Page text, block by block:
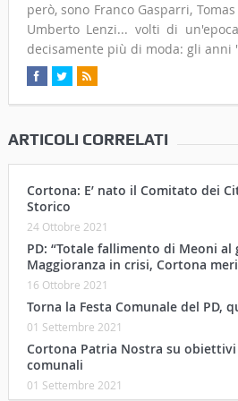
però, sono Franco Gasparri,
Umberto Lenzi... volti di
decisamente più di moda: gli anni
ARTICOLI CORRELATI
Cortona: E’ nato il Comitato dei
Storico
24 Ottobre 2021
PD: “Totale fallimento di Meoni al
Maggioranza in crisi, Cortona
16 Ottobre 2021
Torna la Festa Comunale del PD,
01 Settembre 2021
Cortona Patria Nostra su
comunali
01 Settembre 2021